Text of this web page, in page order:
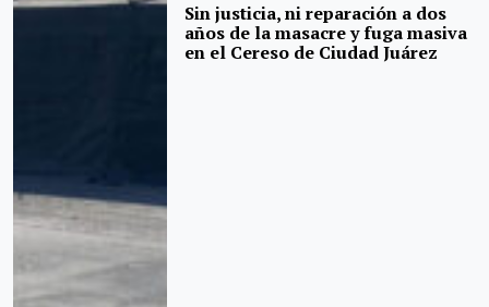
Sin justicia, ni reparación a dos
años de la masacre y fuga masiva
en el Cereso de Ciudad Juárez